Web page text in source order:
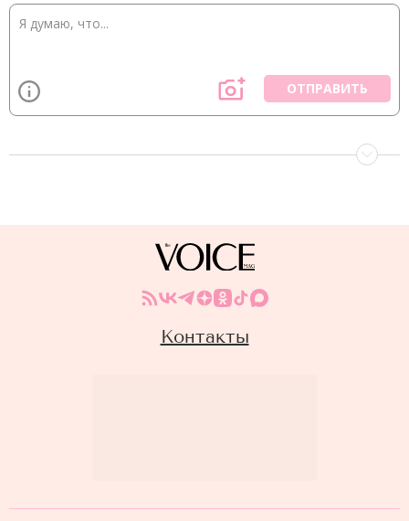
ОТПРАВИТЬ
Контакты